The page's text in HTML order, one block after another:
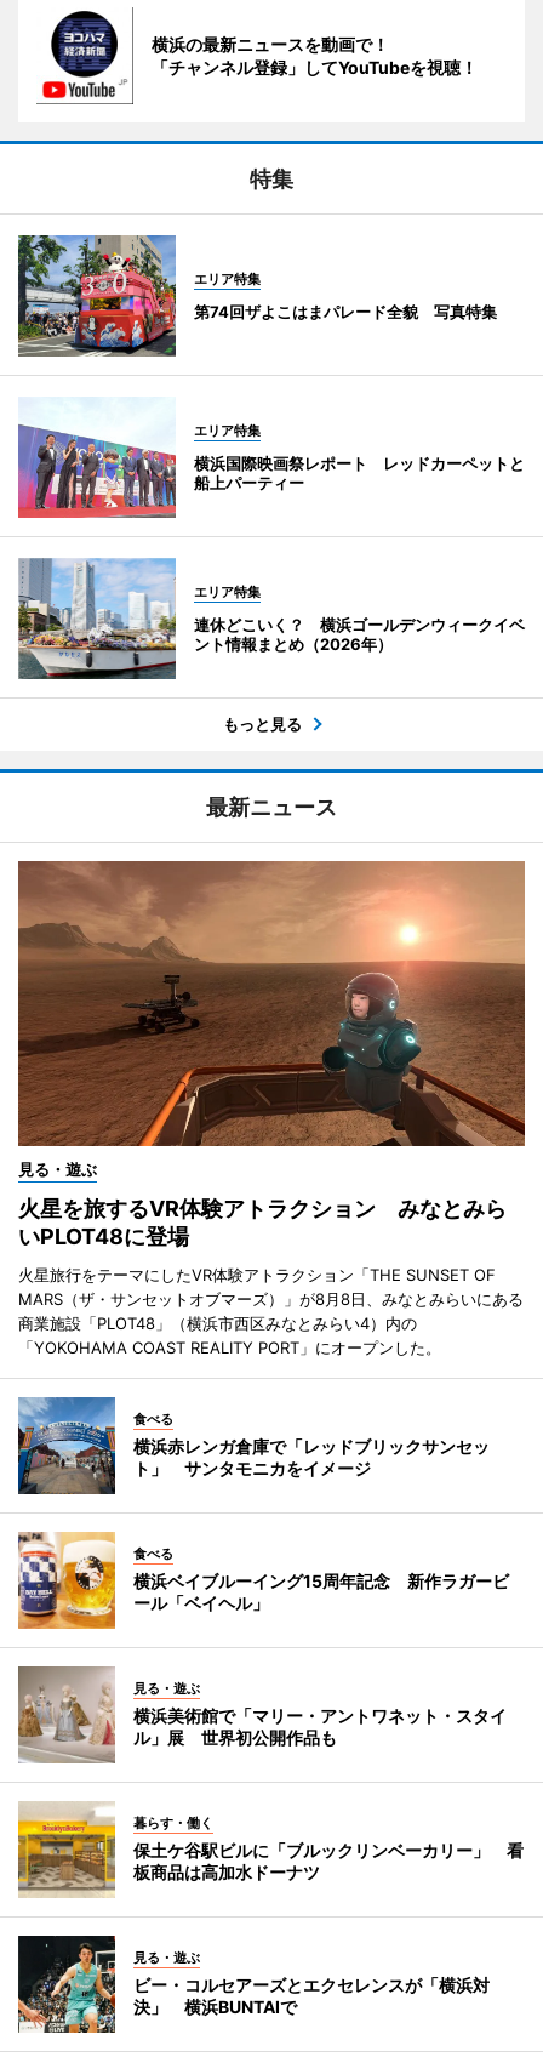
横浜の最新ニュースを動画で！
「チャンネル登録」してYouTubeを視聴！
特集
エリア特集
第74回ザよこはまパレード全貌 写真特集
エリア特集
横浜国際映画祭レポート レッドカーペットと
船上パーティー
エリア特集
連休どこいく？ 横浜ゴールデンウィークイベ
ント情報まとめ（2026年）
もっと見る
最新ニュース
見る・遊ぶ
火星を旅するVR体験アトラクション みなとみら
いPLOT48に登場
火星旅行をテーマにしたVR体験アトラクション「THE SUNSET OF
MARS（ザ・サンセットオブマーズ）」が8月8日、みなとみらいにある
商業施設「PLOT48」（横浜市西区みなとみらい4）内の
「YOKOHAMA COAST REALITY PORT」にオープンした。
食べる
横浜赤レンガ倉庫で「レッドブリックサンセッ
ト」 サンタモニカをイメージ
食べる
横浜ベイブルーイング15周年記念 新作ラガービ
ール「ベイヘル」
見る・遊ぶ
横浜美術館で「マリー・アントワネット・スタイ
ル」展 世界初公開作品も
暮らす・働く
保土ケ谷駅ビルに「ブルックリンベーカリー」 看
板商品は高加水ドーナツ
見る・遊ぶ
ビー・コルセアーズとエクセレンスが「横浜対
決」 横浜BUNTAIで